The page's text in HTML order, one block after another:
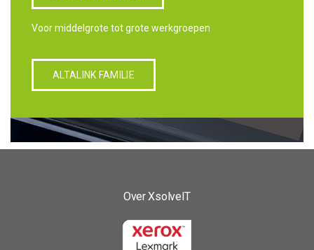
Voor middelgrote tot grote werkgroepen
ALTALINK FAMILIE
Over XsolveIT